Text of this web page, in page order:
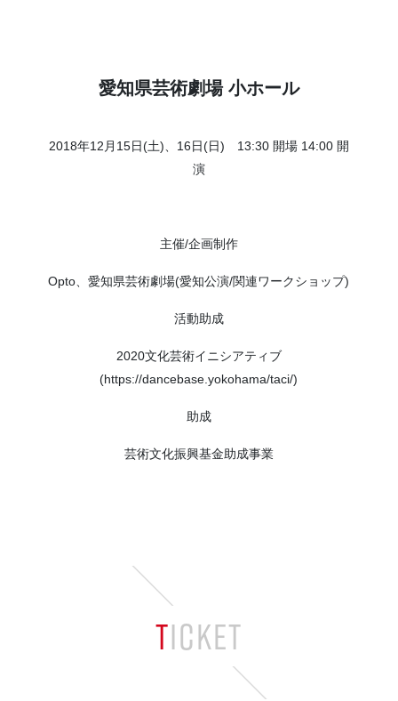
愛知県芸術劇場 小ホール
2018年12月15日(土)、16日(日) 13:30 開場 14:00 開
演
主催/企画制作
Opto、愛知県芸術劇場(愛知公演/関連ワークショップ)
活動助成
2020文化芸術イニシアティブ
(https://dancebase.yokohama/taci/)
助成
芸術文化振興基金助成事業
TICKET